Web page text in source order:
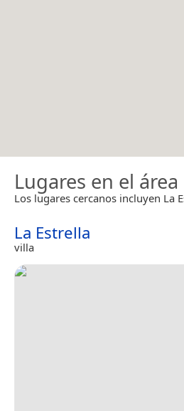
Lugares en el área
Los lugares cercanos incluyen La
La Estrella
villa